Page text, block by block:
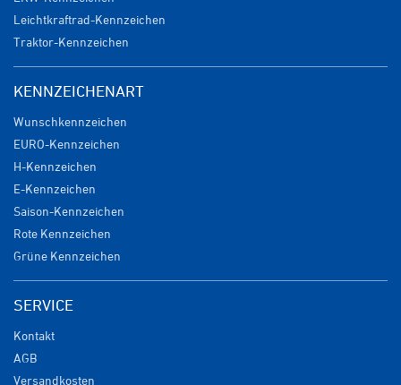
Leichtkraftrad-Kennzeichen
Traktor-Kennzeichen
KENNZEICHENART
Wunschkennzeichen
EURO-Kennzeichen
H-Kennzeichen
E-Kennzeichen
Saison-Kennzeichen
Rote Kennzeichen
Grüne Kennzeichen
SERVICE
Kontakt
AGB
Versandkosten